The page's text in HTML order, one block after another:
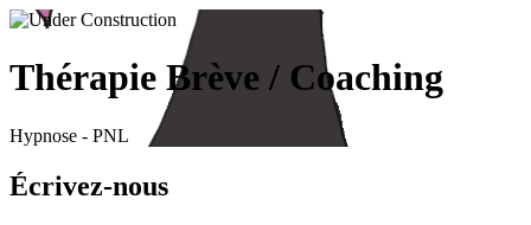
Thérapie Brève / Coaching
Hypnose - PNL
Écrivez-nous